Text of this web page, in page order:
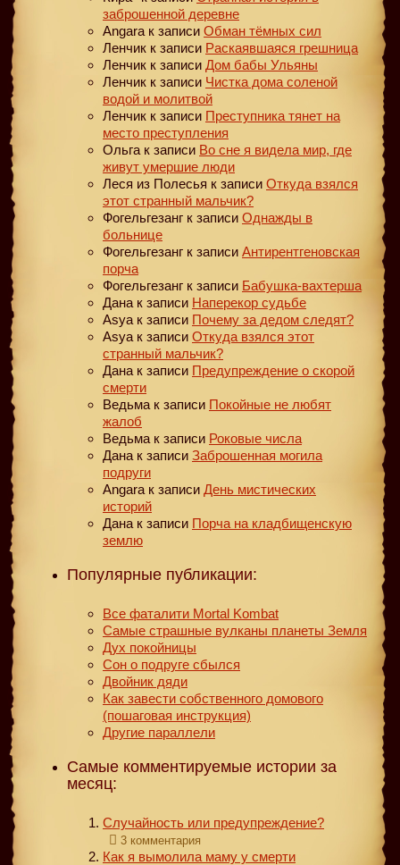
заброшенной деревне
Angara к записи Обман тёмных сил
Ленчик к записи Раскаявшаяся грешница
Ленчик к записи Дом бабы Ульяны
Ленчик к записи Чистка дома соленой
водой и молитвой
Ленчик к записи Преступника тянет на
место преступления
Ольга к записи Во сне я видела мир, где
живут умершие люди
Леся из Полесья к записи Откуда взялся
этот странный мальчик?
Фогельгезанг к записи Однажды в
больнице
Фогельгезанг к записи Антирентгеновская
порча
Фогельгезанг к записи Бабушка-вахтерша
Дана к записи Наперекор судьбе
Asya к записи Почему за дедом следят?
Asya к записи Откуда взялся этот
странный мальчик?
Дана к записи Предупреждение о скорой
смерти
Ведьма к записи Покойные не любят
жалоб
Ведьма к записи Роковые числа
Дана к записи Заброшенная могила
подруги
Angara к записи День мистических
историй
Дана к записи Порча на кладбищенскую
землю
Популярные публикации:
Все фаталити Mortal Kombat
Самые страшные вулканы планеты Земля
Дух покойницы
Сон о подруге сбылся
Двойник дяди
Как завести собственного домового
(пошаговая инструкция)
Другие параллели
Самые комментируемые истории за
месяц:
Случайность или предупреждение?
3 комментария
Как я вымолила маму у смерти